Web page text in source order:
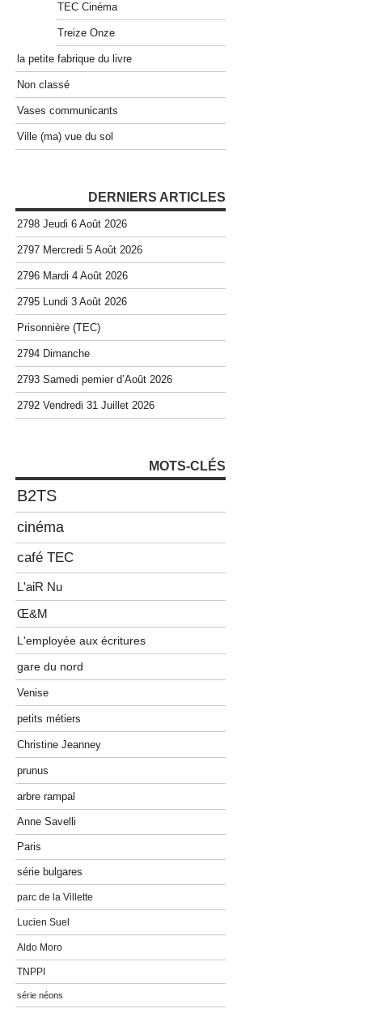
TEC Cinéma
Treize Onze
la petite fabrique du livre
Non classé
Vases communicants
Ville (ma) vue du sol
DERNIERS ARTICLES
2798 Jeudi 6 Août 2026
2797 Mercredi 5 Août 2026
2796 Mardi 4 Août 2026
2795 Lundi 3 Août 2026
Prisonnière (TEC)
2794 Dimanche
2793 Samedi pemier d’Août 2026
2792 Vendredi 31 Juillet 2026
MOTS-CLÉS
B2TS
cinéma
café TEC
L'aiR Nu
Œ&M
L'employée aux écritures
gare du nord
Venise
petits métiers
Christine Jeanney
prunus
arbre rampal
Anne Savelli
Paris
série bulgares
parc de la Villette
Lucien Suel
Aldo Moro
TNPPI
série néons